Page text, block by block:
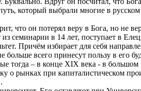
путь, который выбрали многие в
что он потерял веру в Бога, но не
семинарии в 14 лет, поступает в
Причём избирает для себя
больше всего принесут пользу в его
тогда – в конце XIX века - в
о рынках при капиталистическом